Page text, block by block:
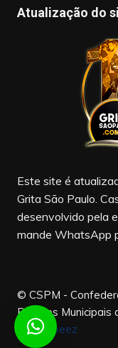
c a
m
u
T
u
b
e
Atualização do
Este site é
Grita São Paulo.
desenvolvido pela
mande WhatsApp
© CSPM -
Públicos Municipais
Themebeez